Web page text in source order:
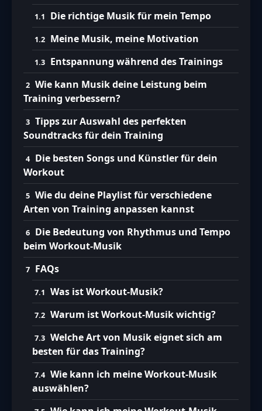
Die richtige Musik für mein Tempo
Meine Musik, meine Motivation
Entspannung während des Trainings
Wie kann Musik deine Leistung beim
Training verbessern?
Tipps zur Auswahl des perfekten
Soundtracks für dein Training
Die besten Songs und Künstler für dein
Workout
Wie du deine Playlist für verschiedene
Arten von Training anpassen kannst
Die Bedeutung von Rhythmus und Tempo
beim Workout-Musik
FAQs
Was ist Workout-Musik?
Warum ist Workout-Musik wichtig?
Welche Art von Musik eignet sich am
besten für das Training?
Wie kann ich meine Workout-Musik
auswählen?